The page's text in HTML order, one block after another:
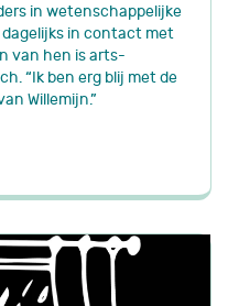
in wetenschappelijke
in contact met
van hen is arts-
“Ik ben erg blij met de
Willemijn.”